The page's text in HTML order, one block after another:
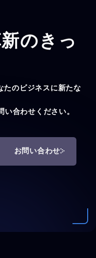
のきっ
たのビジネスに新たな
合わせください。
お問い合わせ